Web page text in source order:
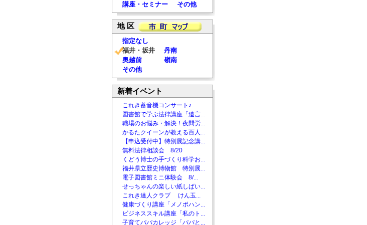
講座・セミナー
その他
地 区
指定なし
福井・坂井
丹南
奥越前
嶺南
その他
新着イベント
これき蓄音機コンサート♪
図書館で学ぶ法律講座「遺言...
職場のお悩み・解決！夜間労...
かるたクイーンが教える百人...
【申込受付中】特別展記念講...
無料法律相談会 8/20
くどう博士の手づくり科学お...
福井県立歴史博物館 特別展...
電子図書館ミニ体験会 8/...
せっちゃんの楽しい紙しばい...
これき達人クラブ けん玉...
健康づくり講座「メノポハン...
ビジネススキル講座「私のト...
子育てパパカレッジ「パパと...